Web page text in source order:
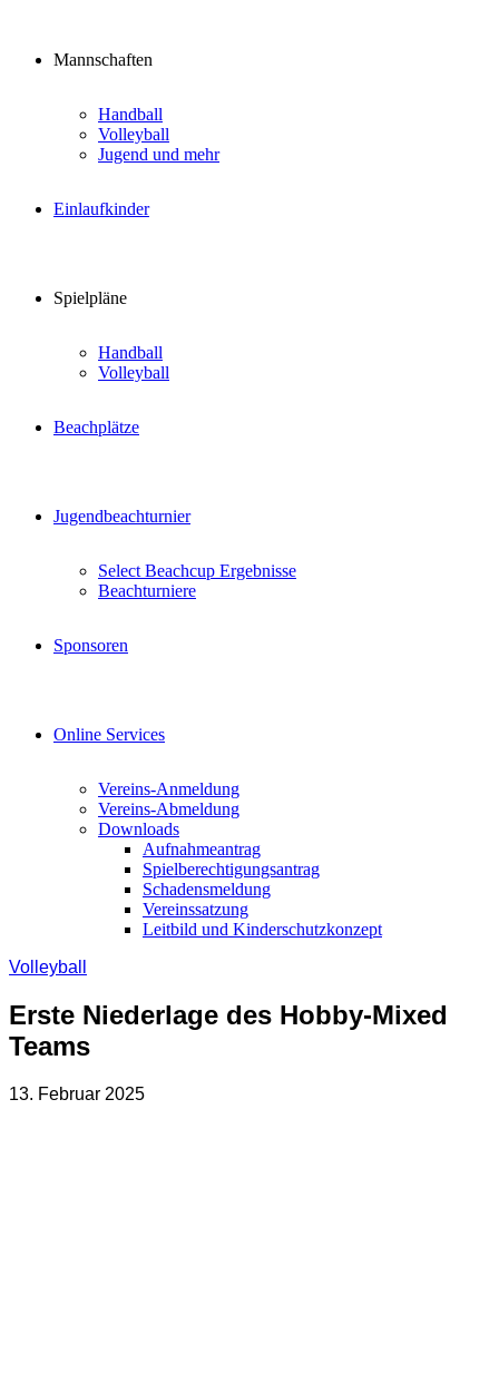
Mannschaften
Handball
Volleyball
Jugend und mehr
Einlaufkinder
Spielpläne
Handball
Volleyball
Beachplätze
Jugendbeachturnier
Select Beachcup Ergebnisse
Beachturniere
Sponsoren
Online Services
Vereins-Anmeldung
Vereins-Abmeldung
Downloads
Aufnahmeantrag
Spielberechtigungsantrag
Schadensmeldung
Vereinssatzung
Leitbild und Kinderschutzkonzept
Volleyball
Erste Niederlage des Hobby-Mixed
Teams
13. Februar 2025